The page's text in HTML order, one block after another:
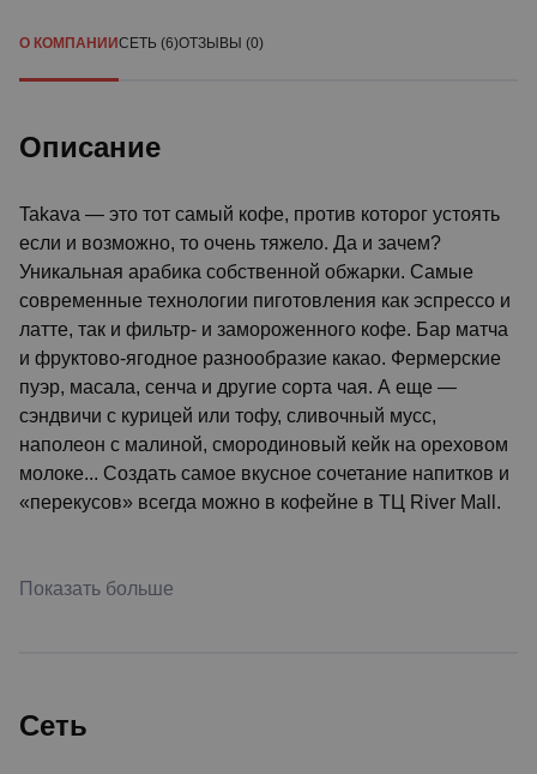
О КОМПАНИИСЕТЬ (6)ОТЗЫВЫ (0)
Описание
Takava — это тот самый кофе, против которог устоять
если и возможно, то очень тяжело. Да и зачем?
Уникальная арабика собственной обжарки. Самые
современные технологии пиготовления как эспрессо и
латте, так и фильтр- и замороженного кофе. Бар матча
и фруктово-ягодное разнообразие какао. Фермерские
пуэр, масала, сенча и другие сорта чая. А еще —
сэндвичи с курицей или тофу, сливочный мусс,
наполеон с малиной, смородиновый кейк на ореховом
молоке... Создать самое вкусное сочетание напитков и
«перекусов» всегда можно в кофейне в ТЦ River Mall.
Показать больше
Сеть